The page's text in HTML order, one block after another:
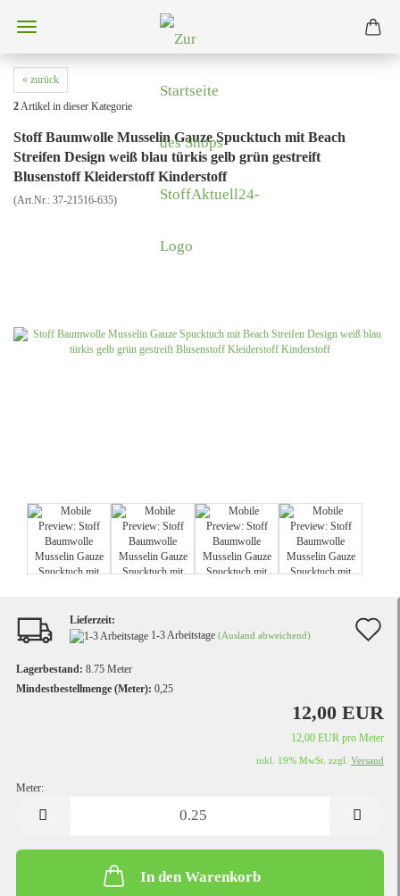
« zurück
2Artikel in dieser Kategorie
Stoff Baumwolle Musselin Gauze Spucktuch mit Beach
Streifen Design weiß blau türkis gelb grün gestreift
Blusenstoff Kleiderstoff Kinderstoff
(Art.Nr.: 37-21516-635)
Lieferzeit:
1-3 Arbeitstage (Ausland abweichend)
Lagerbestand: 8.75 Meter
Mindestbestellmenge (Meter): 0,25
12,00 EUR
12,00 EUR pro Meter
inkl. 19% MwSt. zzgl. Versand
Meter:
In den Warenkorb